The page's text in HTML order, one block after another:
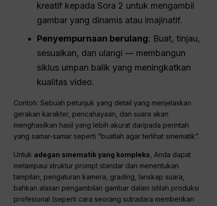
kreatif kepada Sora 2 untuk mengambil
gambar yang dinamis atau imajinatif.
Penyempurnaan berulang: Buat, tinjau,
sesuaikan, dan ulangi — membangun
siklus umpan balik yang meningkatkan
kualitas video.
Contoh: Sebuah petunjuk yang detail yang menjelaskan
gerakan karakter, pencahayaan, dan suara akan
menghasilkan hasil yang lebih akurat daripada perintah
yang samar-samar seperti “buatlah agar terlihat sinematik”.
Untuk adegan sinematik yang kompleks , Anda dapat
melampaui struktur prompt standar dan menentukan
tampilan, pengaturan kamera, grading, lanskap suara,
bahkan alasan pengambilan gambar dalam istilah produksi
profesional (seperti cara seorang sutradara memberikan